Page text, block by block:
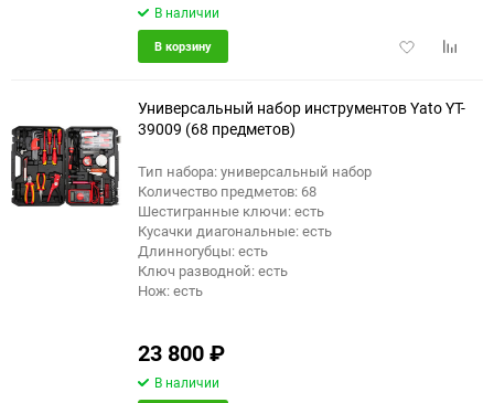
В наличии
Добавить
В корзину
Универсальный набор инструментов Yato YT-
39009 (68 предметов)
Тип набора: универсальный набор
Количество предметов: 68
Шестигранные ключи: есть
Кусачки диагональные: есть
Длинногубцы: есть
Ключ разводной: есть
Нож: есть
23 800₽
В наличии